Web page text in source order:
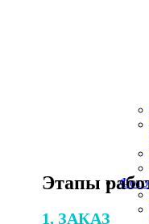
Этапы
1. ЗАКАЗ